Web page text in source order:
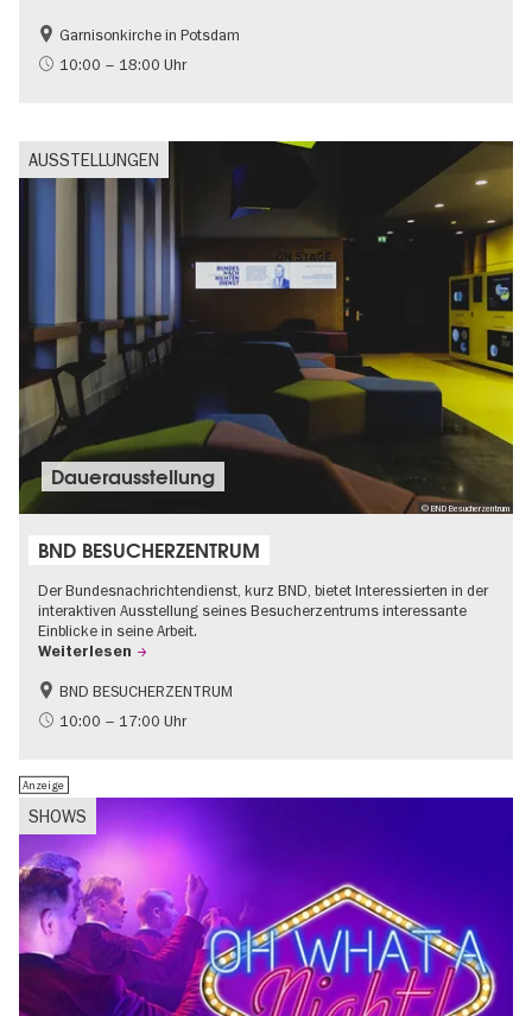
Geschichte
Brandenburg
Garnisonkirche in Potsdam
10:00 – 18:00 Uhr
AUSSTELLUNGEN
© BND Besucherzentrum
Dauer­aus­stel­lung
BND BESUCHERZENTRUM
Der Bundesnachrichtendienst, kurz BND, bietet Interessierten in der
interaktiven Ausstellung seines Besucherzentrums interessante
Einblicke in seine Arbeit.
Weiterlesen
Geschichte
Gratis
BND BESUCHERZENTRUM
10:00 – 17:00 Uhr
SHOWS
Anzeige